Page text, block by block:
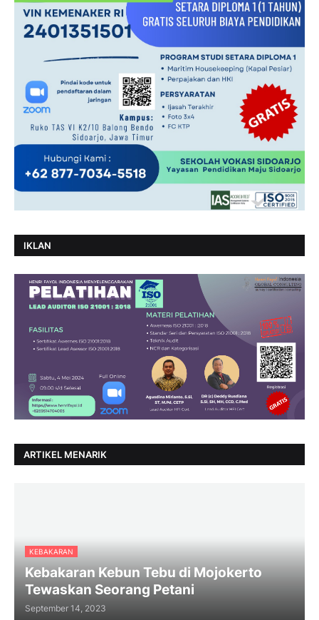
IKLAN
ARTIKEL MENARIK
KEBAKARAN
Kebakaran Kebun Tebu di Mojokerto
Tewaskan Seorang Petani
September 14, 2023